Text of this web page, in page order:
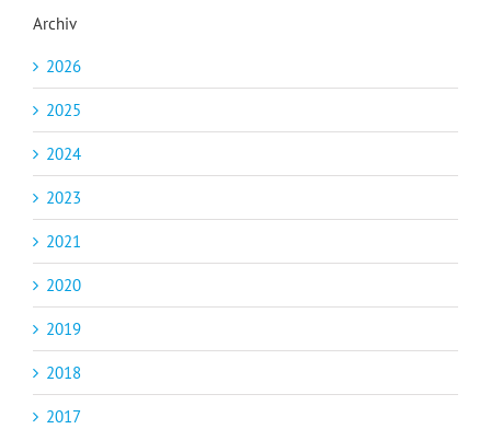
Archiv
2026
2025
2024
2023
2021
2020
2019
2018
2017